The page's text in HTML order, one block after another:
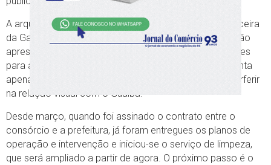
A arquiteta Carla Deboni, diretora administrativa e financeira
da Gam3Park, informa que nesta segunda também serão
apresentados o projeto de intervenção e novas atrações
para a área da Orla. Sem detalhar do que se trata, adianta
apenas que não demandam construção e não irão interferir
na relação visual com o Guaíba.
Desde março, quando foi assinado o contrato entre o
consórcio e a prefeitura, já foram entregues os planos de
operação e intervenção e iniciou-se o serviço de limpeza,
que será ampliado a partir de agora. O próximo passo é o